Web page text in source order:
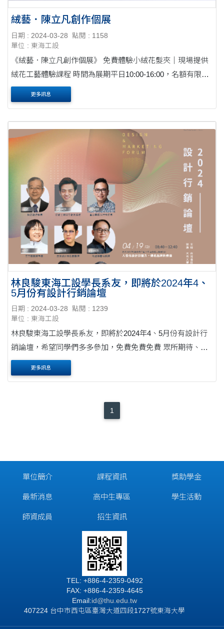
絨藝．陳立凡創作個展
日期 : 2024-03-28
點閱 : 1158
單位 : 東海工設
《絨藝．陳立凡創作個展》 免費體驗小絨花髮夾｜現場提供
絨花工藝體驗課程 時間為展期平日10:00-16:00，名額有限，
機會難得，歡迎預約體驗 報名方式｜FB或IG按讚追蹤後，截
更多訊息
林良駿東海工設學長系友，即將於2024年4、
5月份有設計行銷論壇
日期 : 2024-03-28
點閱 : 1239
單位 : 東海工設
林良駿東海工設學長系友，即將於2024年4、5月份有設計行
銷論壇，希望同學們多多參加，免費免費免費 眾所期待、一
年一度的 #設計行銷論壇 要來囉！ 即刻報名【2024設計行銷
論壇】：https://forms.gle/46wN81jSpL2jNMc56 ....
更多訊息
1
單位簡介
最新消息
師資成員
課程資訊
高中生專區
招生資訊
獎助學金
學生活動
TEL: +886-4-2359-0492
FAX: +886-4-2359-4645
Email:id @thu.edu.tw
407224 台中市西屯區臺灣大道四段1727號東海大學